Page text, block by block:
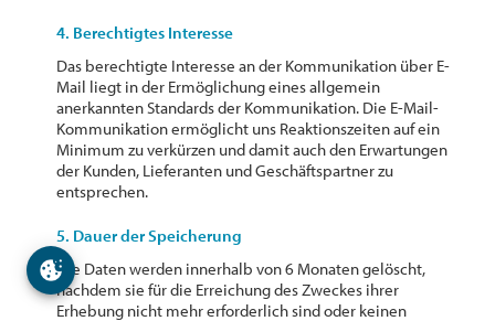
4. Berechtigtes Interesse
Das berechtigte Interesse an der Kommunikation über E-
Mail liegt in der Ermöglichung eines allgemein
anerkannten Standards der Kommunikation. Die E-Mail-
Kommunikation ermöglicht uns Reaktionszeiten auf ein
Minimum zu verkürzen und damit auch den Erwartungen
der Kunden, Lieferanten und Geschäftspartner zu
entsprechen.
5. Dauer der Speicherung
Die Daten werden innerhalb von 6 Monaten gelöscht,
nachdem sie für die Erreichung des Zweckes ihrer
Erhebung nicht mehr erforderlich sind oder keinen